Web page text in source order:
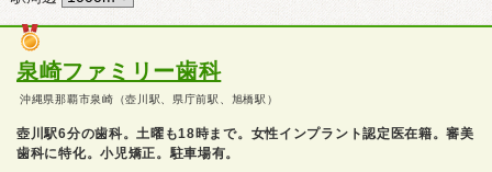
泉崎ファミリー歯科
沖縄県那覇市泉崎（壺川駅、県庁前駅、旭橋駅）
壺川駅6分の歯科。土曜も18時まで。女性インプラント認定医在籍。審美
歯科に特化。小児矯正。駐車場有。